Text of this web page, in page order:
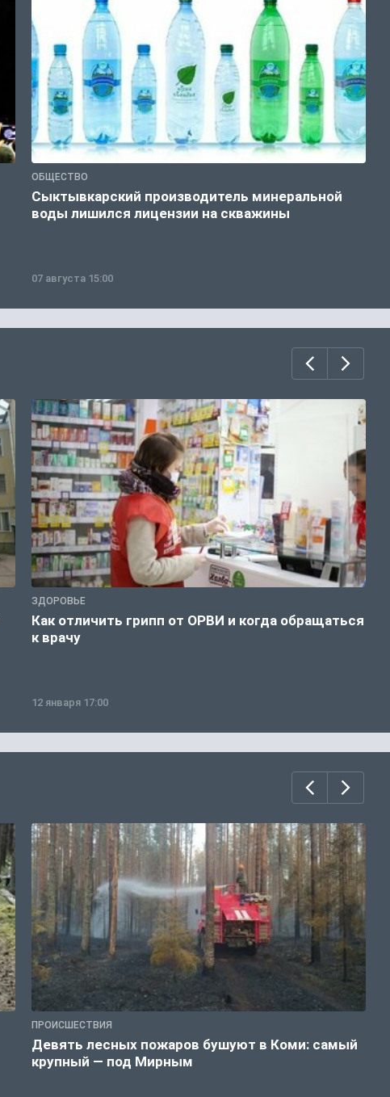
ОБЩЕСТВО
Сыктывкарский производитель минеральной
воды лишился лицензии на скважины
07 августа 15:00
ЗДОРОВЬЕ
Как отличить грипп от ОРВИ и когда обращаться
к врачу
12 января 17:00
ПРОИСШЕСТВИЯ
Девять лесных пожаров бушуют в Коми: самый
крупный — под Мирным